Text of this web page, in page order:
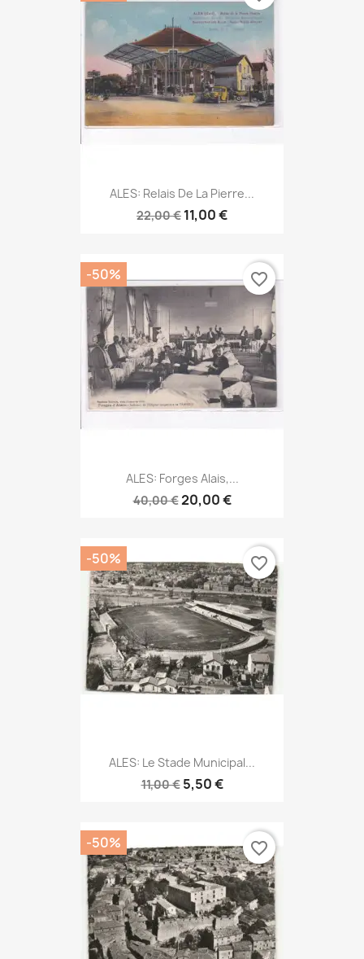
ALES: Relais De La Pierre...
22,00 € 11,00 €
ALES: Forges Alais,...
40,00 €20,00 €
-50% favorite_border
ALES: Le Stade Municipal...
11,00 € 5,50 €
-50% favorite_border
-50% favorite_border